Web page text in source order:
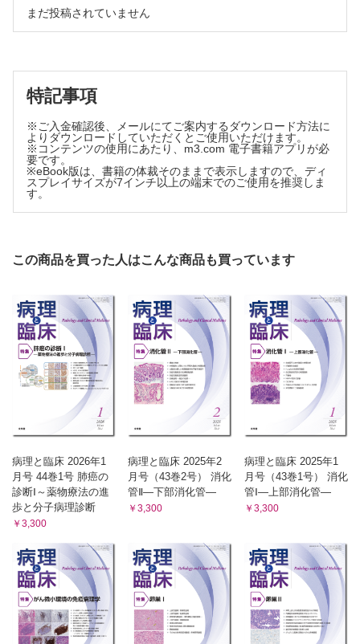
【Information】
まだ投稿されていません
特記事項
※ご入金確認後、メールにてご案内するダウンロード方法に
よりダウンロードしていただくとご使用いただけます。
※コンテンツの使用にあたり、m3.com 電子書籍アプリが必
要です。
※eBook版は、書籍の体裁そのままで表示しますので、ディ
スプレイサイズが7インチ以上の端末でのご使用を推奨しま
す。
この商品を買った人はこんな商品も買っています
病理と臨床 2026年1
月号 44巻1号 肺癌の
診断Ⅰ～薬物療法の進
歩と分子病理診断
￥3,300
病理と臨床 2025年2
月号（43巻2号） 消化
管Ⅱ―下部消化管―
￥3,300
病理と臨床 2025年1
月号（43巻1号） 消化
管Ⅰ―上部消化管―
￥3,300